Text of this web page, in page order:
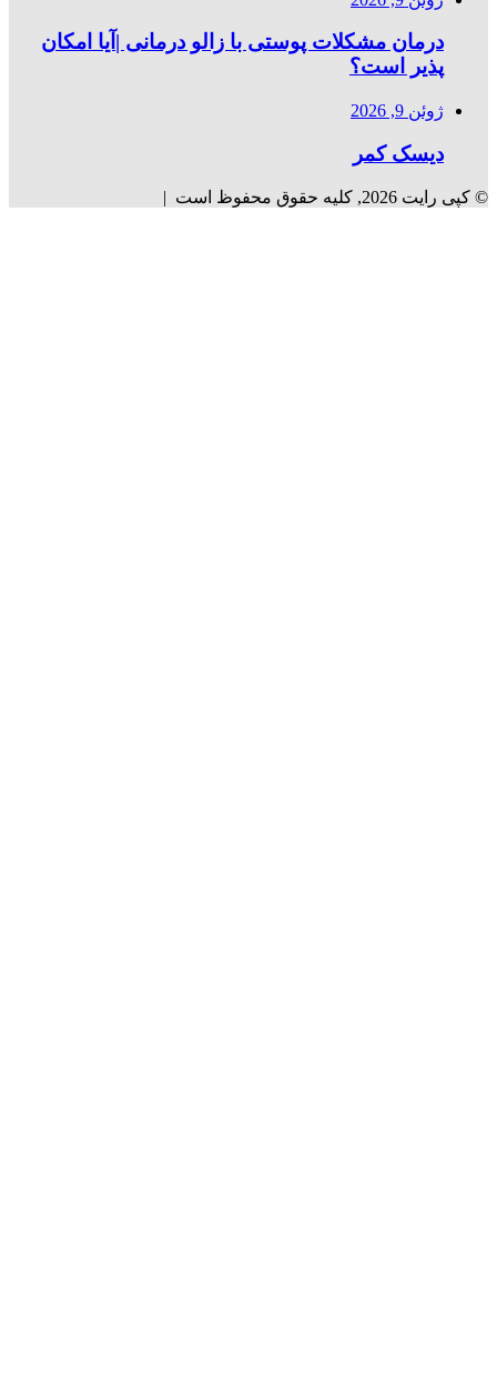
درمان مشکلات پوستی با زالو درمانی |آیا امکان
پذیر است؟
ژوئن 9, 2026
دیسک کمر
© کپی رایت 2026, کلیه حقوق محفوظ است |